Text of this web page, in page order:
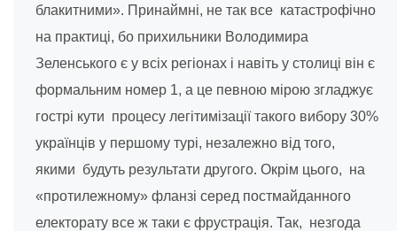
блакитними». Принаймні, не так все катастрофічно
на практиці, бо прихильники Володимира
Зеленського є у всіх регіонах і навіть у столиці він є
формальним номер 1, а це певною мірою згладжує
гострі кути процесу легітимізації такого вибору 30%
українців у першому турі, незалежно від того,
якими будуть результати другого. Окрім цього, на
«протилежному» фланзі серед постмайданного
електорату все ж таки є фрустрація. Так, незгода